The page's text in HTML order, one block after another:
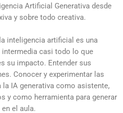
Artificial Generativa desde
y sobre todo creativa.
inteligencia artificial es una
casi todo lo que
su impacto. Entender sus
Conocer y experimentar las
IA generativa como asistente,
y como herramienta para generar
el aula.